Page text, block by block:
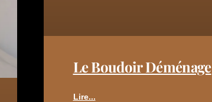
Le Boudoir Déménage
Lire...